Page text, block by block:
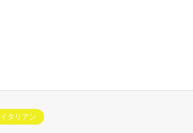
イタリアン